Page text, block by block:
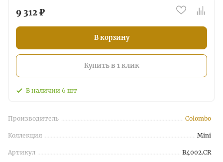
9 312 ₽
В корзину
Купить в 1 клик
В наличии 6 шт
Производитель Colombo
Коллекция Mini
Артикул B4002.CR